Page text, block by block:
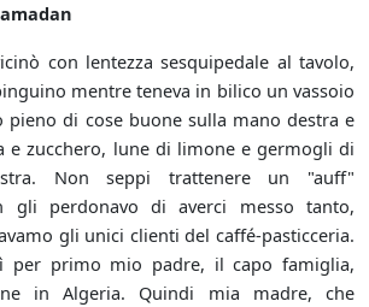
con lentezza sesquipedale al tavolo,
mentre teneva in bilico un vassoio
pieno di cose buone sulla mano destra e
e zucchero, lune di limone e germogli di
Non seppi trattenere un "auff"
gli perdonavo di averci messo tanto,
gli unici clienti del caffé-pasticceria.
per primo mio padre, il capo famiglia,
in Algeria. Quindi mia madre, che